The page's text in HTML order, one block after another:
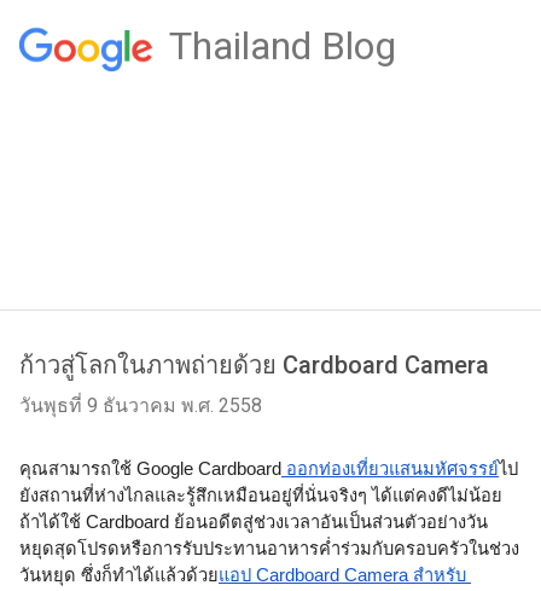
Thailand Blog
ก้าวสู่โลกในภาพถ่ายด้วย Cardboard Camera
วันพุธที่ 9 ธันวาคม พ.ศ. 2558
คุณสามารถใช้ Google Cardboard ออกท่องเที่ยวแสนมหัศจรรย์ไป
ยังสถานที่ห่างไกลและรู้สึกเหมือนอยู่ที่นั่นจริงๆ ได้แต่คงดีไม่น้อย
ถ้าได้ใช้ Cardboard ย้อนอดีตสู่ช่วงเวลาอันเป็นส่วนตัวอย่างวัน
หยุดสุดโปรดหรือการรับประทานอาหารค่ำร่วมกับครอบครัวในช่วง
วันหยุด ซึ่งก็ทำได้แล้วด้วยแอป Cardboard Camera สำหรับ